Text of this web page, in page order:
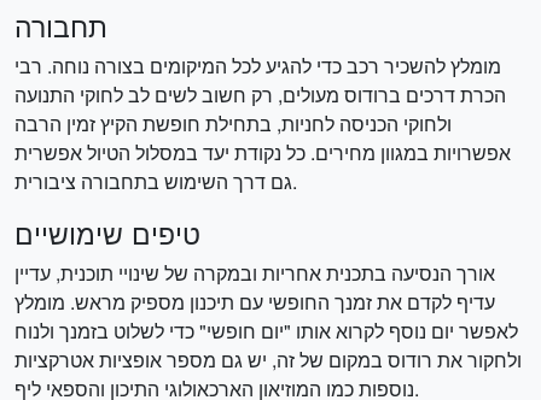
תחבורה
מומלץ להשכיר רכב כדי להגיע לכל המיקומים בצורה נוחה. רבי
הכרת דרכים ברודוס מעולים, רק חשוב לשים לב לחוקי התנועה
ולחוקי הכניסה לחניות, בתחילת חופשת הקיץ זמין הרבה
אפשרויות במגוון מחירים. כל נקודת יעד במסלול הטיול אפשרית
גם דרך השימוש בתחבורה ציבורית.
טיפים שימושיים
אורך הנסיעה בתכנית אחריות ובמקרה של שינויי תוכנית, עדיין
עדיף לקדם את זמנך החופשי עם תיכנון מספיק מראש. מומלץ
לאפשר יום נוסף לקרוא אותו "יום חופשי" כדי לשלוט בזמנך ולנוח
ולחקור את רודוס במקום של זה, יש גם מספר אופציות אטרקציות
נוספות כמו המוזיאון הארכאולוגי התיכון והספאי ליף.